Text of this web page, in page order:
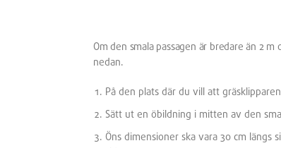
Om den smala passagen är bredare än 2 m
nedan.
På den plats där du vill att
Sätt ut en öbildning i mitten av den
Öns dimensioner ska vara 30 cm